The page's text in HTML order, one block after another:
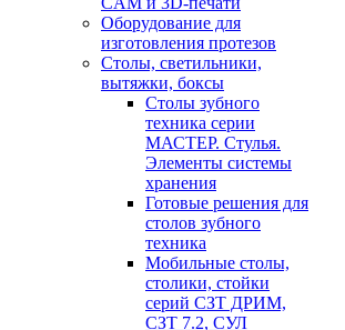
Оборудование для
изготовления протезов
Cтолы, светильники,
вытяжки, боксы
Столы зубного
техника серии
МАСТЕР. Стулья.
Элементы системы
хранения
Готовые решения для
столов зубного
техника
Мобильные столы,
столики, стойки
серий СЗТ ДРИМ,
СЗТ 7.2, СУЛ